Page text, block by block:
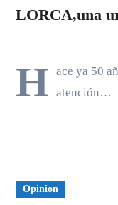
LORCA,una
H ace ya 50
atención…
Opinion